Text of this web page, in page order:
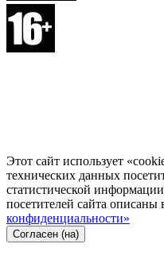
Этот сайт использует
технических данных
статистической
посетителей сайта описаны
конфиденциальности»
Согласен (на)